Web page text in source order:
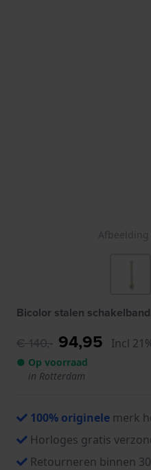
Bicolor stalen schakelband
€ 140,- 94,95 Incl
● Op voorraad
in Rotterdam
100% originele merk
Horloges gratis
Retourneren binnen